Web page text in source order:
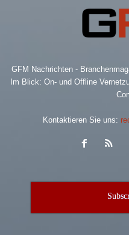
GFM Nachrichten -
Im Blick: On- und Offline
Kontaktieren Sie uns: